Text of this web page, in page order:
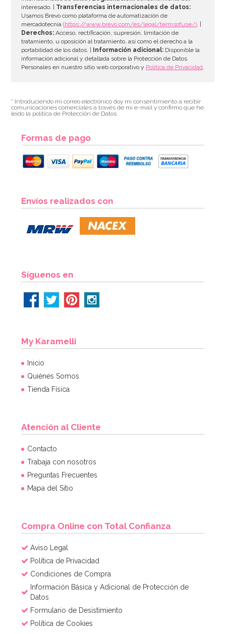
AÑADIR
interesado. | Transferencias internacionales de datos:
Usamos Brevo como plataforma de automatización de
mercadotecnia(https://www.brevo.com/es/legal/termsofuse/). |
Derechos: Acceso, rectificación, supresión, limitación de
tratamiento, u oposición al tratamiento, así como el derecho a la
portabilidad de los datos. |
Información adicional: Disponible la
información adicional y detallada sobre la Protección de Datos
Personales en nuestro sitio web corporativo y Política de Privacidad.
* Introduciendo mi correo electrónico doy mi consentimiento a recibir
comunicaciones comerciales a través de mi e-mail y confirmo que he
leído la política de Protección de Datos.
Formas de pago
Envíos realizados con
Síguenos en
My Karamelli
Inicio
Quiénes Somos
Tienda Física
Atención al Cliente
Contacto
Trabaja con nosotros
Preguntas Frecuentes
Mapa del Sitio
Compra Online con Total Confianza
Aviso Legal
Política de Privacidad
Condiciones de Compra
Información Básica y Adicional de Protección de
Datos
Formulario de Desistimiento
Política de Cookies